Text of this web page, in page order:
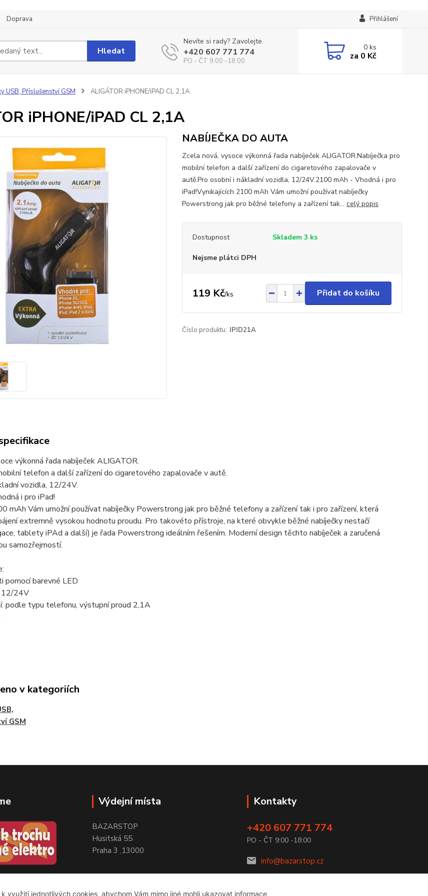
Doprava Přihlášení
Hledat
Nevíte si rady? Zavolejte.
+420 607 771 774
PO - ČT 9:00 -18:00
0ks
za 0 Kč
USB, Příslušenství GSM ALIGÁTOR iPHONE/iPAD CL 2,1A
iPHONE/iPAD CL 2,1A
NABÍJEČKA DO AUTA
Zcela nová, vysoce výkonná řada nabíječek ALIGATOR.Nabíječka pro
mobilní telefon a další zařízení do cigaretového zapalovače v
autě.Pro osobní i nákladní vozidla, 12/24V.2100 mAh - Vhodná i pro
iPad!Vynikajících 2100 mAh Vám umožní používat nabíječky
Powerstrong jak pro běžné telefony a zařízení tak... celý popis
Dostupnost Skladem 3 ks
Nejsme plátci DPH
119 Kč/ks Přidat do košíku
Číslo produktu: IPID21A
výkonná řada nabíječek ALIGATOR.
telefon a další zařízení do cigaretového zapalovače v autě.
vozidla, 12/24V.
i pro iPad!
mAh Vám umožní používat nabíječky Powerstrong jak pro běžné telefony a zařízení tak i pro zařízení, která
extremně vysokou hodnotu proudu. Pro takovéto přístroje, na které obvykle běžné nabíječky nestačí
tablety iPAd a další) je řada Powerstrong ideálním řešením. Moderní design těchto nabíječek a zaručená
samozřejmostí.
pomocí barevné LED
12/24V
podle typu telefonu, výstupní proud 2,1A
v kategoriích
GSM
Výdejní místa
BAZARSTOP
Husitská 55
Praha 3 ,13000
Kontakty
+420 607 771 774
PO - ČT 9:00 -18:00
info@bazarstop.cz
k využití jednotlivých cookies, abychom Vám mimo jiné mohli ukazovat informace